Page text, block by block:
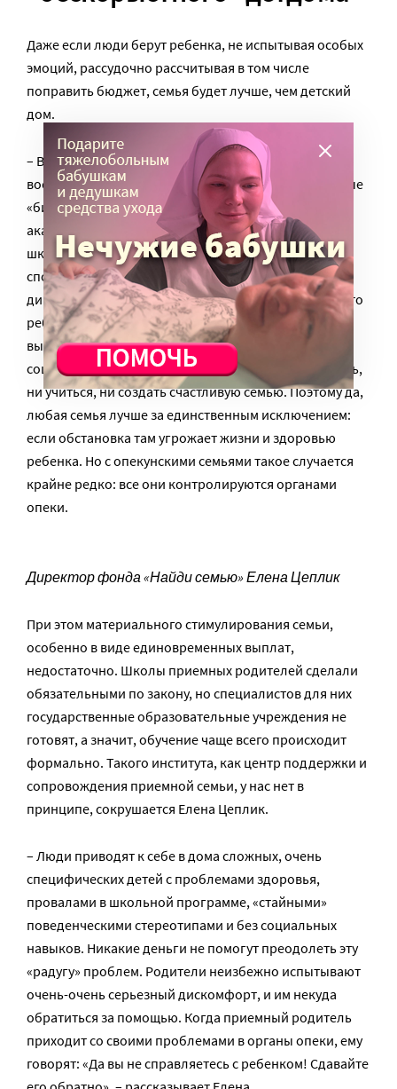
Даже если люди берут ребенка, не испытывая особых
эмоций, рассудочно рассчитывая в том числе
поправить бюджет, семья будет лучше, чем детский
дом.
– В любом случае индивидуальное семейное
воспитание и внимание для ребенка лучше. Обычные
«биологические» родители тоже не все сплошь
академики, не все сильно озабочены пятерками в
школе или ранним развитием, или высокими
спортивными достижениями своих чад, – говорит
директор фонда «Найди семью» Елена Цеплик. – Зато
ребенок точно будет несчастен в детдоме, а после
выпуска почти с гарантией пополнит армию
социально неблагополучных: не сможет ни работать,
ни учиться, ни создать счастливую семью. Поэтому да,
любая семья лучше за единственным исключением:
если обстановка там угрожает жизни и здоровью
ребенка. Но с опекунскими семьями такое случается
крайне редко: все они контролируются органами
опеки.
Директор фонда «Найди семью» Елена Цеплик
При этом материального стимулирования семьи,
особенно в виде единовременных выплат,
недостаточно. Школы приемных родителей сделали
обязательными по закону, но специалистов для них
государственные образовательные учреждения не
готовят, а значит, обучение чаще всего происходит
формально. Такого института, как центр поддержки и
сопровождения приемной семьи, у нас нет в
принципе, сокрушается Елена Цеплик.
– Люди приводят к себе в дома сложных, очень
специфических детей с проблемами здоровья,
провалами в школьной программе, «стайными»
поведенческими стереотипами и без социальных
навыков. Никакие деньги не помогут преодолеть эту
«радугу» проблем. Родители неизбежно испытывают
очень-очень серьезный дискомфорт, и им некуда
обратиться за помощью. Когда приемный родитель
приходит со своими проблемами в органы опеки, ему
говорят: «Да вы не справляетесь с ребенком! Сдавайте